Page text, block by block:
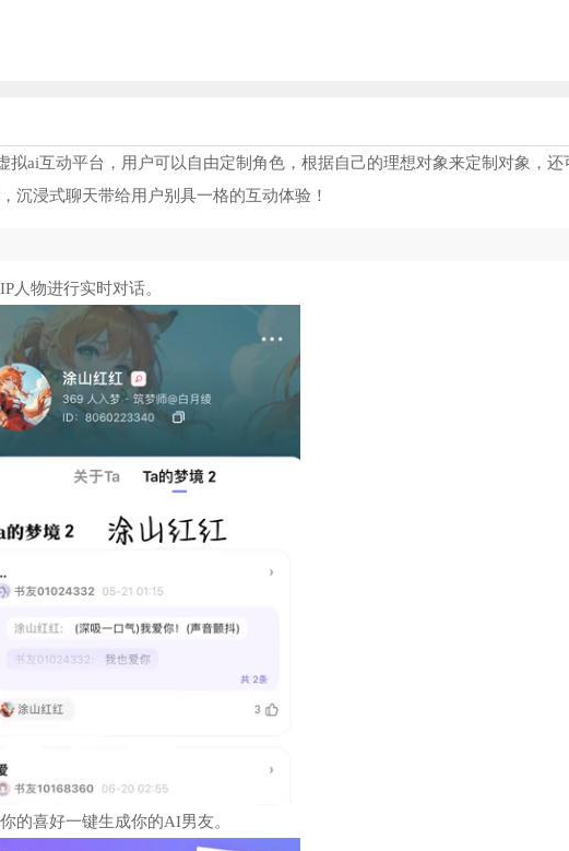
拟ai互动平台，用户可以自由定制角色，根据自己的理想对象来定制对象，还
沉浸式聊天带给用户别具一格的互动体验！
人物进行实时对话。
的喜好一键生成你的AI男友。